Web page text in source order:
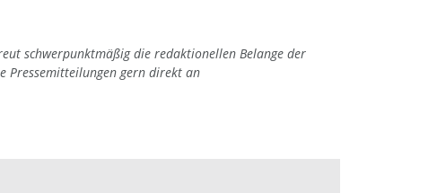
schwerpunktmäßig die redaktionellen Belange der
Pressemitteilungen gern direkt an